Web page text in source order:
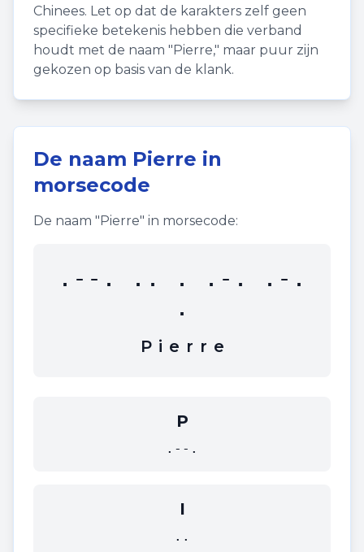
Chinees. Let op dat de karakters zelf geen
specifieke betekenis hebben die verband
houdt met de naam "Pierre," maar puur zijn
gekozen op basis van de klank.
De naam Pierre in
morsecode
De naam "Pierre" in morsecode:
.--. .. . .-. .-.
.
P i e r r e
P
.--.
I
..